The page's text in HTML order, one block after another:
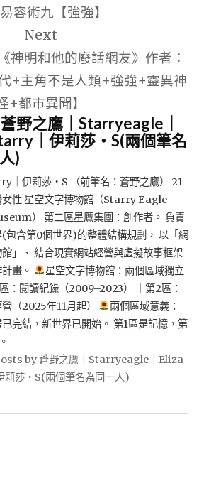
容術九【強強】
Next
神明和他的廢話網友》作者：
+主角不是人類+強強+靈異神
+都市異聞】
蒼野之鷹｜Starryeagle｜
｜伊莉莎・S(兩個筆名
)
｜伊莉莎・S （前筆名：蒼野之鷹） 21
女性 星空文字博物館（Starry Eagle
） 第二區星鷹集團：創作者。 負責
包含第0個世界)的整體結構規劃， 以「網
」、 結合現實網站經營與虛擬故事框架
畫。
星空文字博物館：兩個區域獨立
：閱讀紀錄（2009–2023） ｜第2區：
（2025年11月起）
兩個區域意義：
完結，新世界已開始。 第1區是記憶，第
by 蒼野之鷹｜Starryeagle｜Eliza
莎・S(兩個筆名為同一人)